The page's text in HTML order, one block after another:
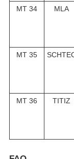
MT 34
MLA
MT 35
MT 36
TITIZ